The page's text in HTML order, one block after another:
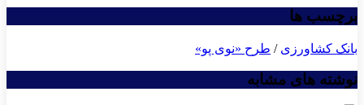
برچسب ها
بانک کشاورزی / طرح «نوی پو»
نوشته های مشابه